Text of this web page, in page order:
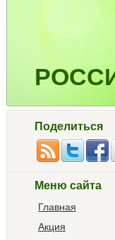
Поделиться
Меню сайта
Главная
Акция